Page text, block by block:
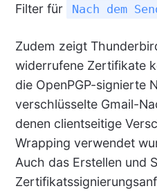
Filter für
Nach dem
Zudem zeigt
widerrufene Zertifikate
die OpenPGP-signierte
verschlüsselte Gmail-
denen clientseitige
Wrapping verwendet
Auch das Erstellen und